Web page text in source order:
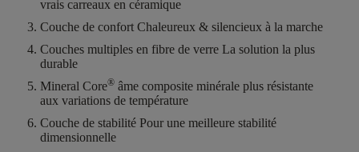
vrais carreaux en céramique
Couche de confort Chaleureux & silencieux à la marche
Couches multiples en fibre de verre La solution la plus
durable
Mineral Core® âme composite minérale plus résistante
aux variations de température
Couche de stabilité Pour une meilleure stabilité
dimensionnelle